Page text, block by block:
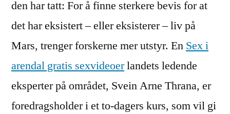
den har tatt: For å finne sterkere bevis for at
det har eksistert – eller eksisterer – liv på
Mars, trenger forskerne mer utstyr. En Sex i
arendal gratis sexvideoerlandets ledende
eksperter på området, Svein Arne Thrana, er
foredragsholder i et to-dagers kurs, som vil gi